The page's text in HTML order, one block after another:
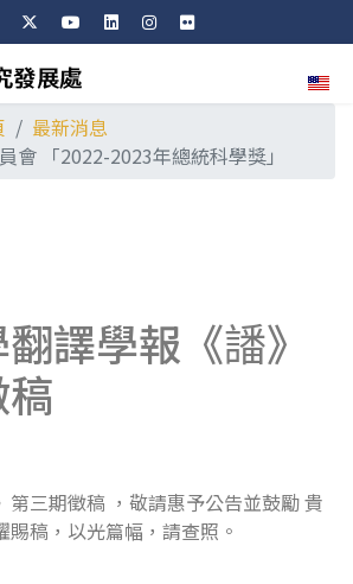
選擇
最新消息
會 「2022-2023年總統科學獎」
譯學報《譒》
第三期徵稿 ，敬請惠予公告並鼓勵 貴
稿，以光篇幅，請查照。